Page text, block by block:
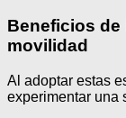
Beneficios de
movilidad
Al adoptar estas
experimentar una